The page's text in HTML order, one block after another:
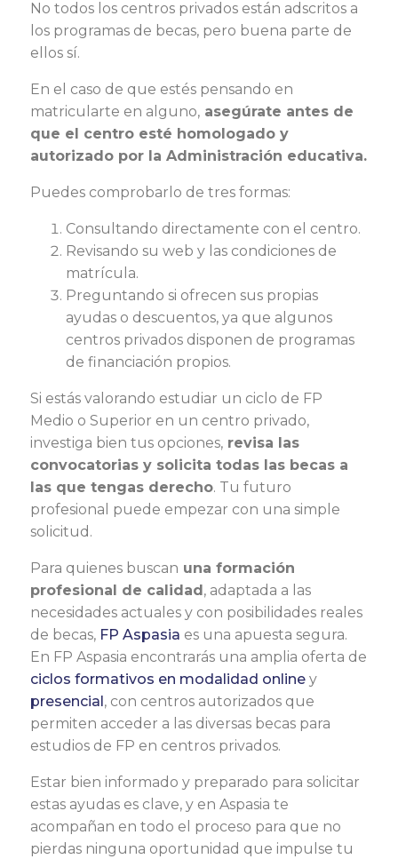
No todos los centros privados están adscritos a
los programas de becas, pero buena parte de
ellos sí.
En el caso de que estés pensando en
matricularte en alguno, asegúrate antes de
que el centro esté homologado y
autorizado por la Administración educativa.
Puedes comprobarlo de tres formas:
Consultando directamente con el centro.
Revisando su web y las condiciones de
matrícula.
Preguntando si ofrecen sus propias
ayudas o descuentos, ya que algunos
centros privados disponen de programas
de financiación propios.
Si estás valorando estudiar un ciclo de FP
Medio o Superior en un centro privado,
investiga bien tus opciones, revisa las
convocatorias y solicita todas las becas a
las que tengas derecho. Tu futuro
profesional puede empezar con una simple
solicitud.
Para quienes buscan una formación
profesional de calidad , adaptada a las
necesidades actuales y con posibilidades reales
de becas, FP Aspasia es una apuesta segura.
En FP Aspasia encontrarás una amplia oferta de
ciclos formativos en modalidad online y
presencial , con centros autorizados que
permiten acceder a las diversas becas para
estudios de FP en centros privados.
Estar bien informado y preparado para solicitar
estas ayudas es clave, y en Aspasia te
acompañan en todo el proceso para que no
pierdas ninguna oportunidad que impulse tu